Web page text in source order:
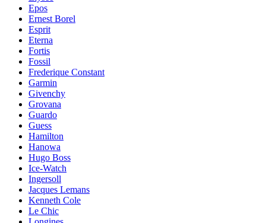
Epos
Ernest Borel
Esprit
Eterna
Fortis
Fossil
Frederique Constant
Garmin
Givenchy
Grovana
Guardo
Guess
Hamilton
Hanowa
Hugo Boss
Ice-Watch
Ingersoll
Jacques Lemans
Kenneth Cole
Le Chic